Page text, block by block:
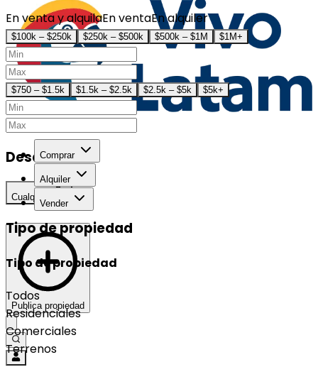
Comprar
Alquiler
Vender
Publica propiedad
En venta y alquilaEn ventaEn alquiler
$100k – $250k $250k – $500k $500k – $1M $1M+
$750 – $1.5k $1.5k – $2.5k $2.5k – $5k $5k+
Desarrollo
Cualquier
Tipo de propiedad
Tipo de propiedad
Todos
Residenciales
Comerciales
Terrenos